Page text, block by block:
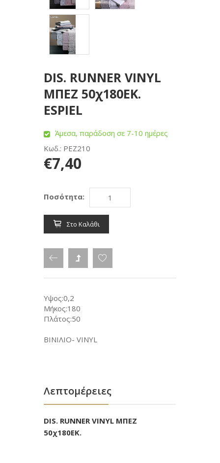
DIS. RUNNER VINYL
ΜΠΕΖ 50χ180ΕΚ.
ESPIEL
Άμεσα, παράδοση σε 7-10 ημέρες
Κωδ.: PEZ210
€7,40
Ποσότητα:
Στο Καλάθι
Υψος:0,2
Μήκος:180
Πλάτος:50
ΒΙΝΙΛΙΟ- VINYL
Λεπτομέρειες
DIS. RUNNER VINYL ΜΠΕΖ
50χ180ΕΚ.